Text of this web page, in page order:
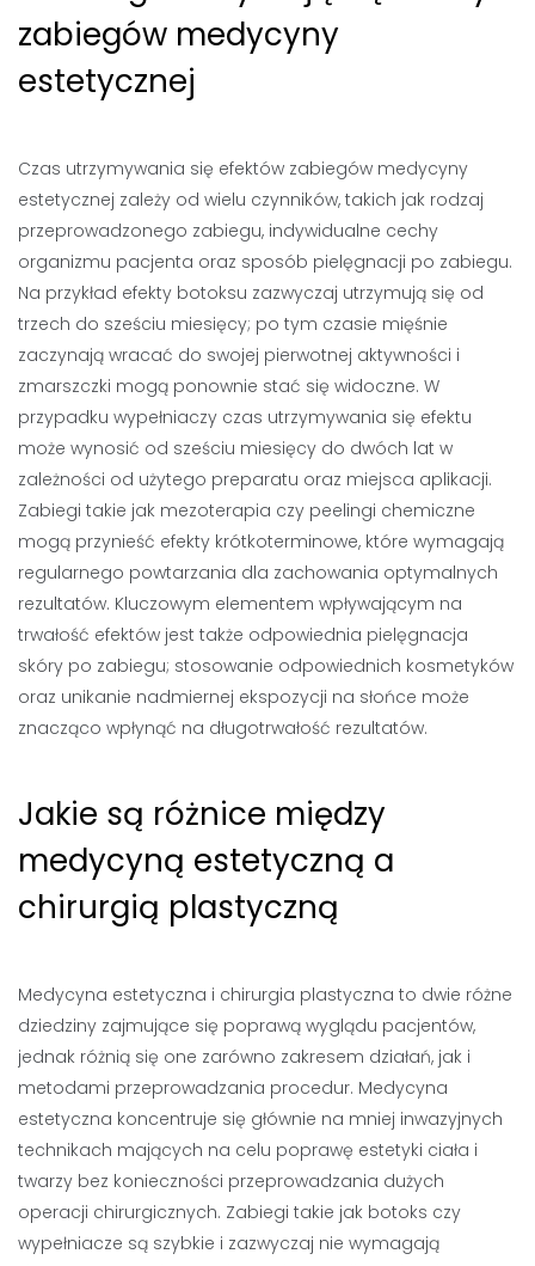
zabiegów medycyny
estetycznej
Czas utrzymywania się efektów zabiegów medycyny
estetycznej zależy od wielu czynników, takich jak rodzaj
przeprowadzonego zabiegu, indywidualne cechy
organizmu pacjenta oraz sposób pielęgnacji po zabiegu.
Na przykład efekty botoksu zazwyczaj utrzymują się od
trzech do sześciu miesięcy; po tym czasie mięśnie
zaczynają wracać do swojej pierwotnej aktywności i
zmarszczki mogą ponownie stać się widoczne. W
przypadku wypełniaczy czas utrzymywania się efektu
może wynosić od sześciu miesięcy do dwóch lat w
zależności od użytego preparatu oraz miejsca aplikacji.
Zabiegi takie jak mezoterapia czy peelingi chemiczne
mogą przynieść efekty krótkoterminowe, które wymagają
regularnego powtarzania dla zachowania optymalnych
rezultatów. Kluczowym elementem wpływającym na
trwałość efektów jest także odpowiednia pielęgnacja
skóry po zabiegu; stosowanie odpowiednich kosmetyków
oraz unikanie nadmiernej ekspozycji na słońce może
znacząco wpłynąć na długotrwałość rezultatów.
Jakie są różnice między
medycyną estetyczną a
chirurgią plastyczną
Medycyna estetyczna i chirurgia plastyczna to dwie różne
dziedziny zajmujące się poprawą wyglądu pacjentów,
jednak różnią się one zarówno zakresem działań, jak i
metodami przeprowadzania procedur. Medycyna
estetyczna koncentruje się głównie na mniej inwazyjnych
technikach mających na celu poprawę estetyki ciała i
twarzy bez konieczności przeprowadzania dużych
operacji chirurgicznych. Zabiegi takie jak botoks czy
wypełniacze są szybkie i zazwyczaj nie wymagają